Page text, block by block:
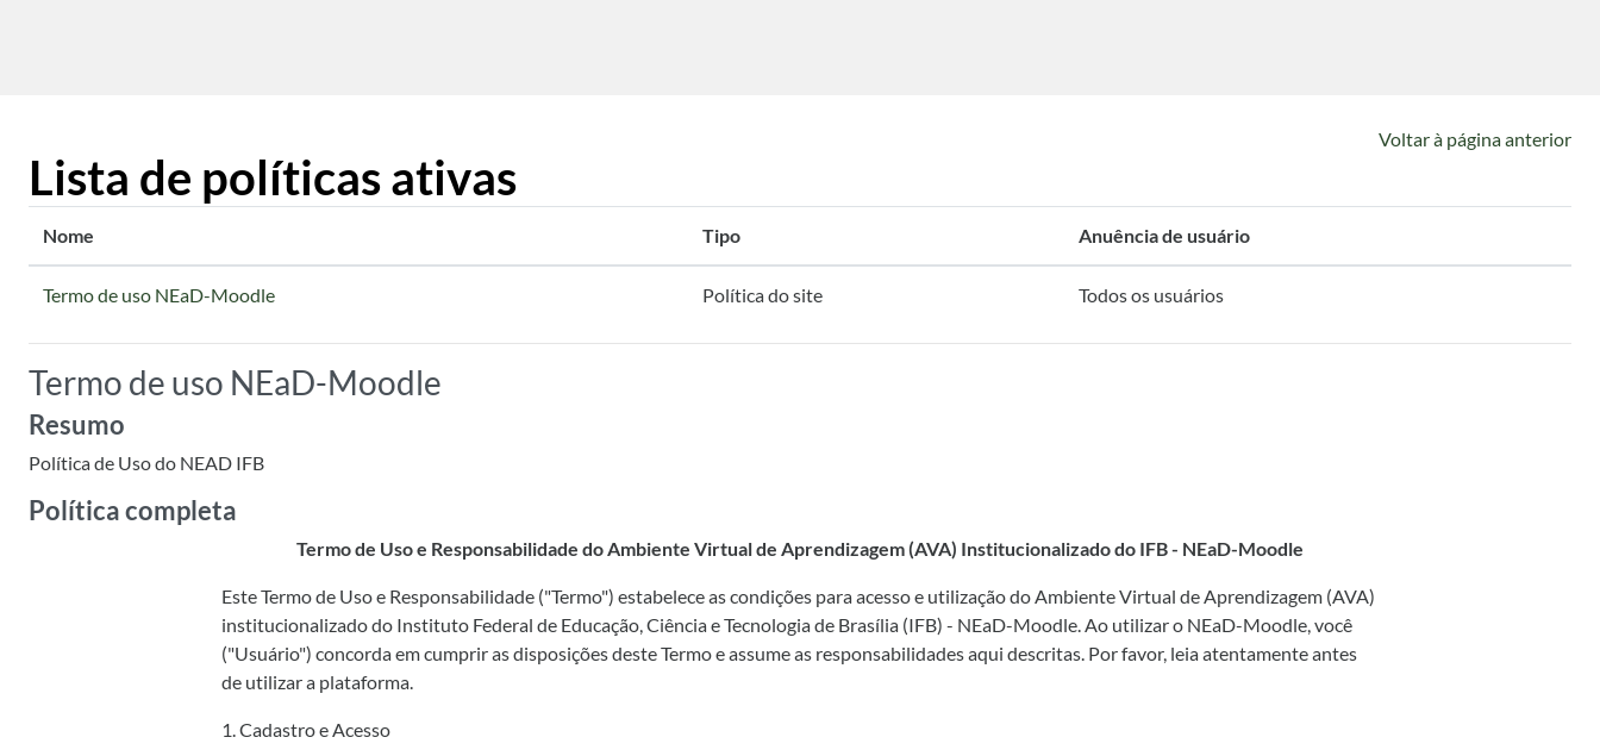
Voltar à página anterior
Lista de políticas ativas
Nome Tipo Anuência de usuário
Termo de uso NEaD-Moodle Política do site Todos os usuários
Termo de uso NEaD-Moodle
Resumo
Política de Uso do NEAD IFB
Política completa
Termo de Uso e Responsabilidade do Ambiente Virtual de Aprendizagem (AVA) Institucionalizado do IFB - NEaD-Moodle
Este Termo de Uso e Responsabilidade ("Termo") estabelece as condições para acesso e utilização do Ambiente Virtual de Aprendizagem (AVA)
institucionalizado do Instituto Federal de Educação, Ciência e Tecnologia de Brasília (IFB) - NEaD-Moodle. Ao utilizar o NEaD-Moodle, você
("Usuário") concorda em cumprir as disposições deste Termo e assume as responsabilidades aqui descritas. Por favor, leia atentamente antes
de utilizar a plataforma.
1. Cadastro e Acesso